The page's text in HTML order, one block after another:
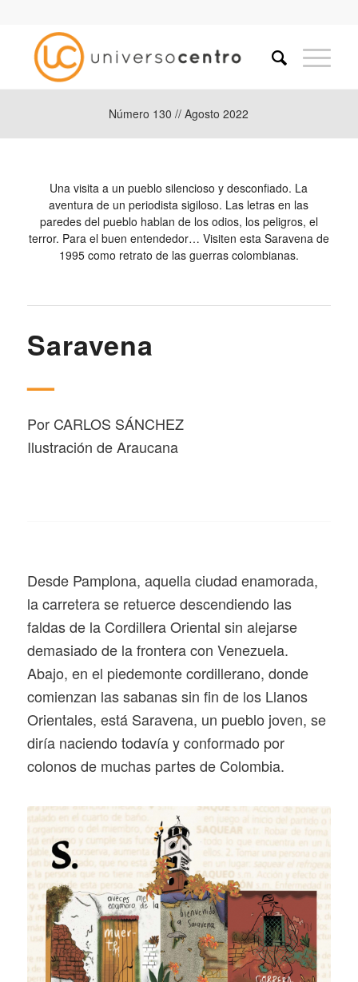
Número 130 // Agosto 2022
Una visita a un pueblo silencioso y desconfiado. La
aventura de un periodista sigiloso. Las letras en las
paredes del pueblo hablan de los odios, los peligros, el
terror. Para el buen entendedor… Visiten esta Saravena de
1995 como retrato de las guerras colombianas.
Saravena
—
Por CARLOS SÁNCHEZ
Ilustración de Araucana
Desde Pamplona, aquella ciudad enamorada,
la carretera se retuerce descendiendo las
faldas de la Cordillera Oriental sin alejarse
demasiado de la frontera con Venezuela.
Abajo, en el piedemonte cordillerano, donde
comienzan las sabanas sin fin de los Llanos
Orientales, está Saravena, un pueblo joven, se
diría naciendo todavía y conformado por
colonos de muchas partes de Colombia.